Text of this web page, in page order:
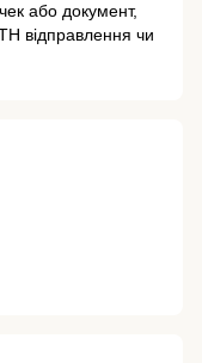
або документ,
відправлення чи